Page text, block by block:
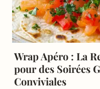
Wrap Apéro : La
pour des Soirées
Conviviales